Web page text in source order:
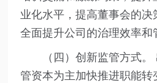
业化水平，提高董事会的决
全面提升公司的治理效率和
（四）创新监管方式
管资本为主加快推进职能